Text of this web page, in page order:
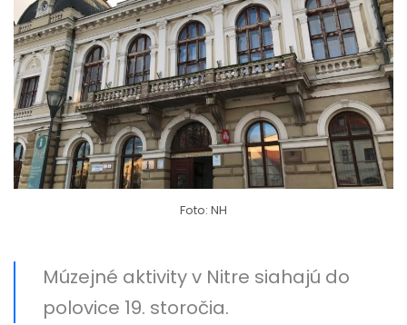
Foto: NH
Múzejné aktivity v Nitre siahajú do
polovice 19. storočia.